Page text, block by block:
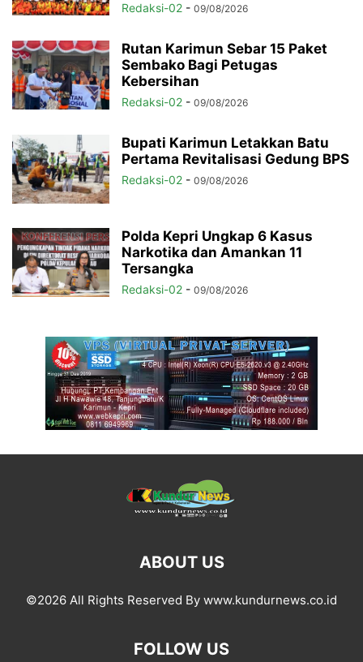
Redaksi-02 - 09/08/2026
Rutan Karimun Sebar 15 Paket
Sembako Bagi Petugas
Kebersihan
Redaksi-02 - 09/08/2026
Bupati Karimun Letakkan Batu
Pertama Revitalisasi Gedung BPS
Redaksi-02 - 09/08/2026
Polda Kepri Ungkap 6 Kasus
Narkotika dan Amankan 11
Tersangka
Redaksi-02 - 09/08/2026
ABOUT US
©2026 All Rights Reserved By www.kundurnews.co.id
FOLLOW US